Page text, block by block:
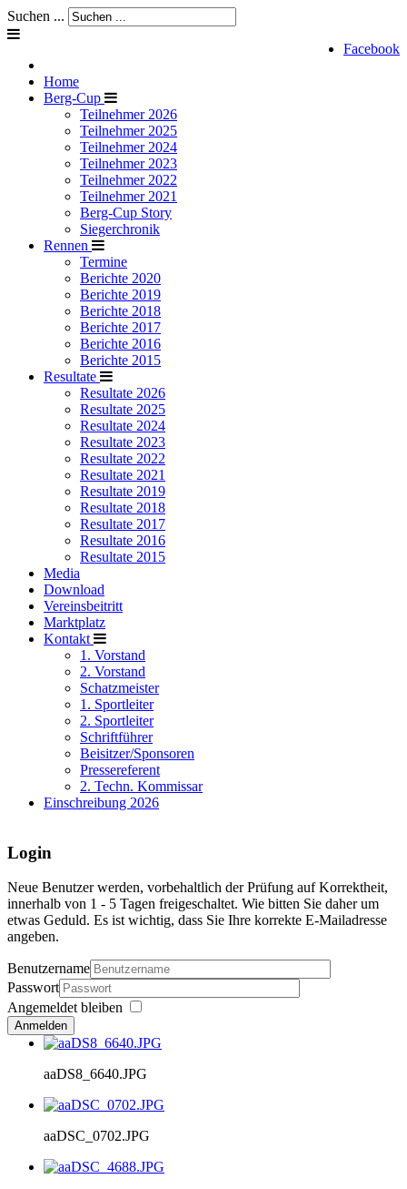
Suchen ...
Facebook
Home
Berg-Cup
Teilnehmer 2026
Teilnehmer 2025
Teilnehmer 2024
Teilnehmer 2023
Teilnehmer 2022
Teilnehmer 2021
Berg-Cup Story
Siegerchronik
Rennen
Termine
Berichte 2020
Berichte 2019
Berichte 2018
Berichte 2017
Berichte 2016
Berichte 2015
Resultate
Resultate 2026
Resultate 2025
Resultate 2024
Resultate 2023
Resultate 2022
Resultate 2021
Resultate 2019
Resultate 2018
Resultate 2017
Resultate 2016
Resultate 2015
Media
Download
Vereinsbeitritt
Marktplatz
Kontakt
1. Vorstand
2. Vorstand
Schatzmeister
1. Sportleiter
2. Sportleiter
Schriftführer
Beisitzer/Sponsoren
Pressereferent
2. Techn. Kommissar
Einschreibung 2026
Login
Neue Benutzer werden, vorbehaltlich der Prüfung auf Korrektheit,
innerhalb von 1 - 5 Tagen freigeschaltet. Wie bitten Sie daher um
etwas Geduld. Es ist wichtig, dass Sie Ihre korrekte E-Mailadresse
angeben.
Benutzername
Passwort
Angemeldet bleiben
Anmelden
aaDS8_6640.JPG
aaDSC_0702.JPG